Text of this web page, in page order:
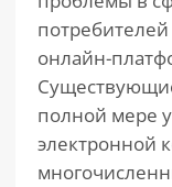
онлайн-
полной мере
электронной